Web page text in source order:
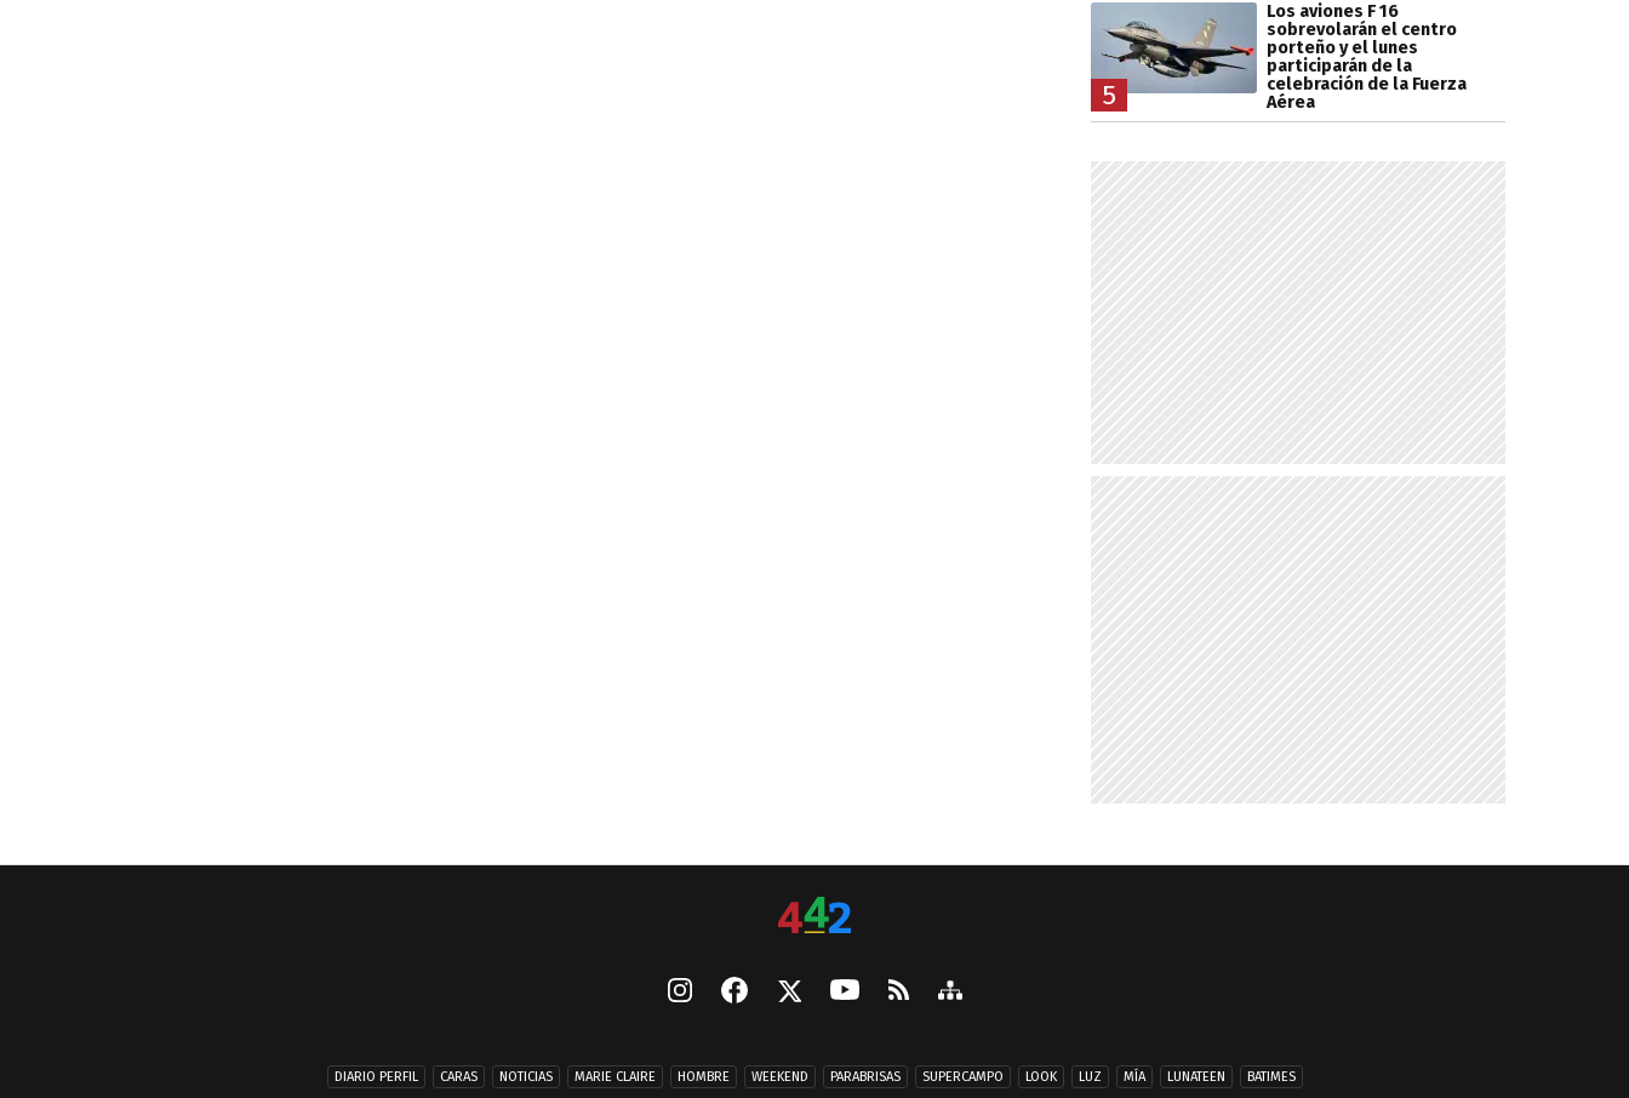
5
Los aviones F 16
sobrevolarán el centro
porteño y el lunes
participarán de la
celebración de la Fuerza
Aérea
DIARIO PERFIL CARAS NOTICIAS MARIE CLAIRE HOMBRE WEEKEND PARABRISAS SUPERCAMPO LOOK LUZ MÍA LUNATEEN BATIMES